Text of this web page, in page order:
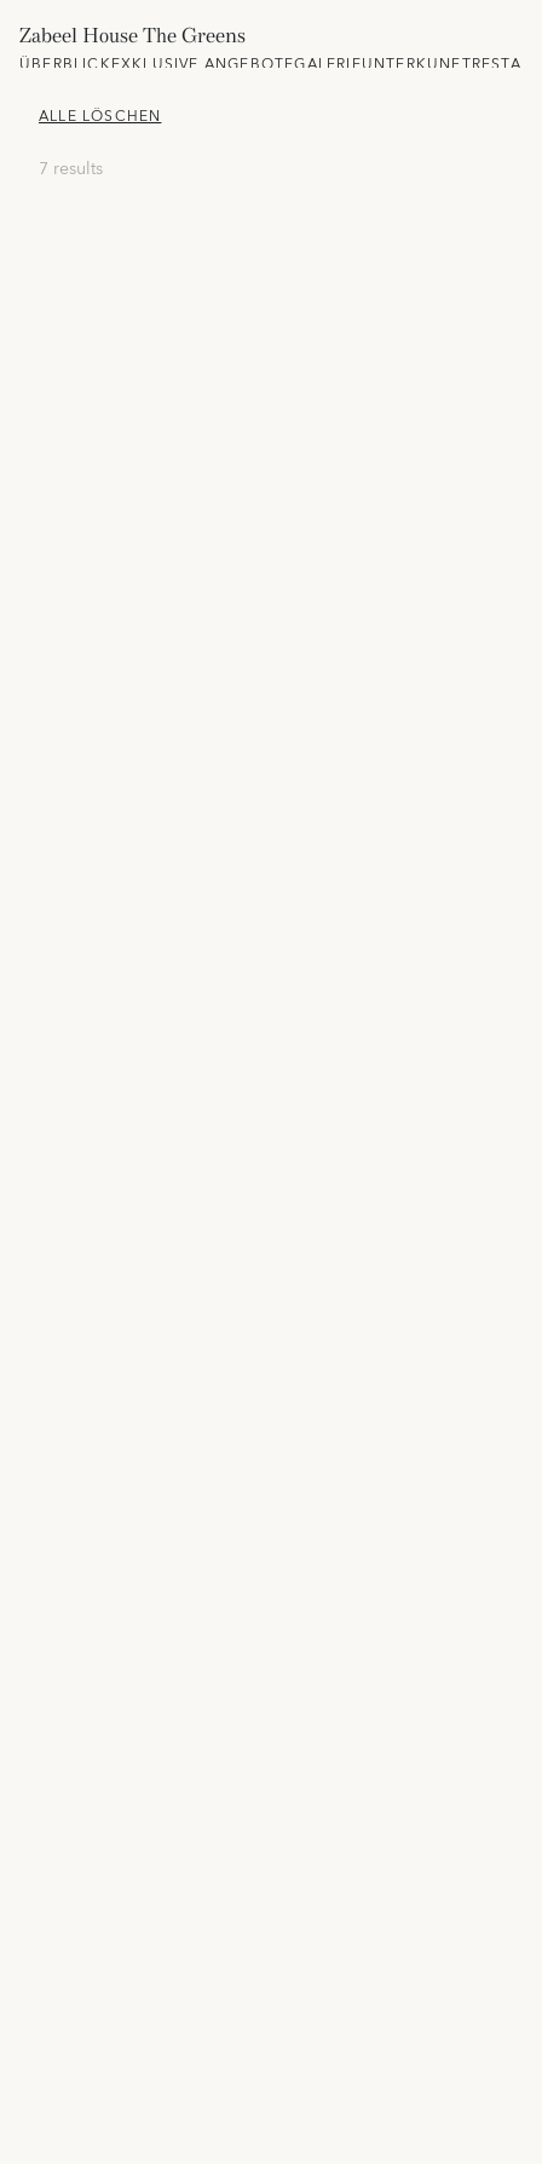
Zabeel House The Greens
ÜBERBLICKEXKLUSIVE ANGEBOTEGALERIEUNTERKUNFT
ALLE LÖSCHEN
7 results